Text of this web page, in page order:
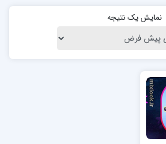
نمایش یک نتیجه